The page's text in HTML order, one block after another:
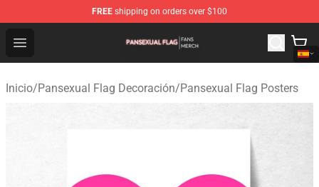
FREE shipping on orders over $100
Open menu
Pansexual Flag Shop - Official Pansexual Flag
Inicio/Pansexual Flag Decoración/Pansexual Flag Posters